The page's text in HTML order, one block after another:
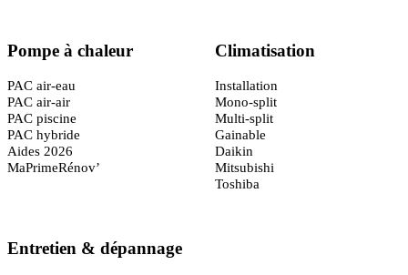
Pompe à chaleur
PAC air-eau
PAC air-air
PAC piscine
PAC hybride
Aides 2026
MaPrimeRénov’
Climatisation
Installation
Mono-split
Multi-split
Gainable
Daikin
Mitsubishi
Toshiba
Entretien & dépannage